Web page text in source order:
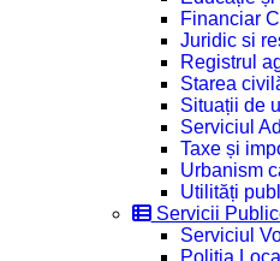
Financiar
Juridic si
Registrul
Starea
Situații de
Serviciul
Taxe și
Urbanism
Utilități
Servicii
Serviciul
Poliția